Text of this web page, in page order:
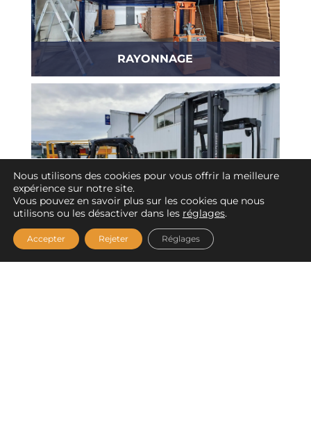
RAYONNAGE
MANUTENTION
Nous utilisons des cookies pour vous offrir la meilleure
expérience sur notre site.
Vous pouvez en savoir plus sur les cookies que nous
utilisons ou les désactiver dans les réglages.
Accepter Rejeter Réglages